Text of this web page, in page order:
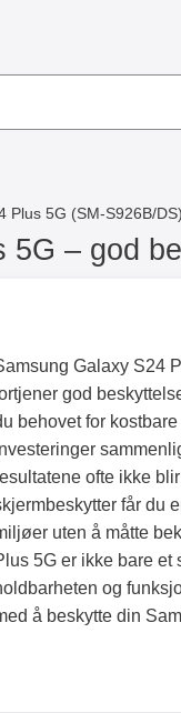
Plus 5G (SM-S926B/DS)
5G – god
Galaxy S24
god
behovet for
ofte ikke
får du
uten å måtte
5G er ikke bare
og
å beskytte din